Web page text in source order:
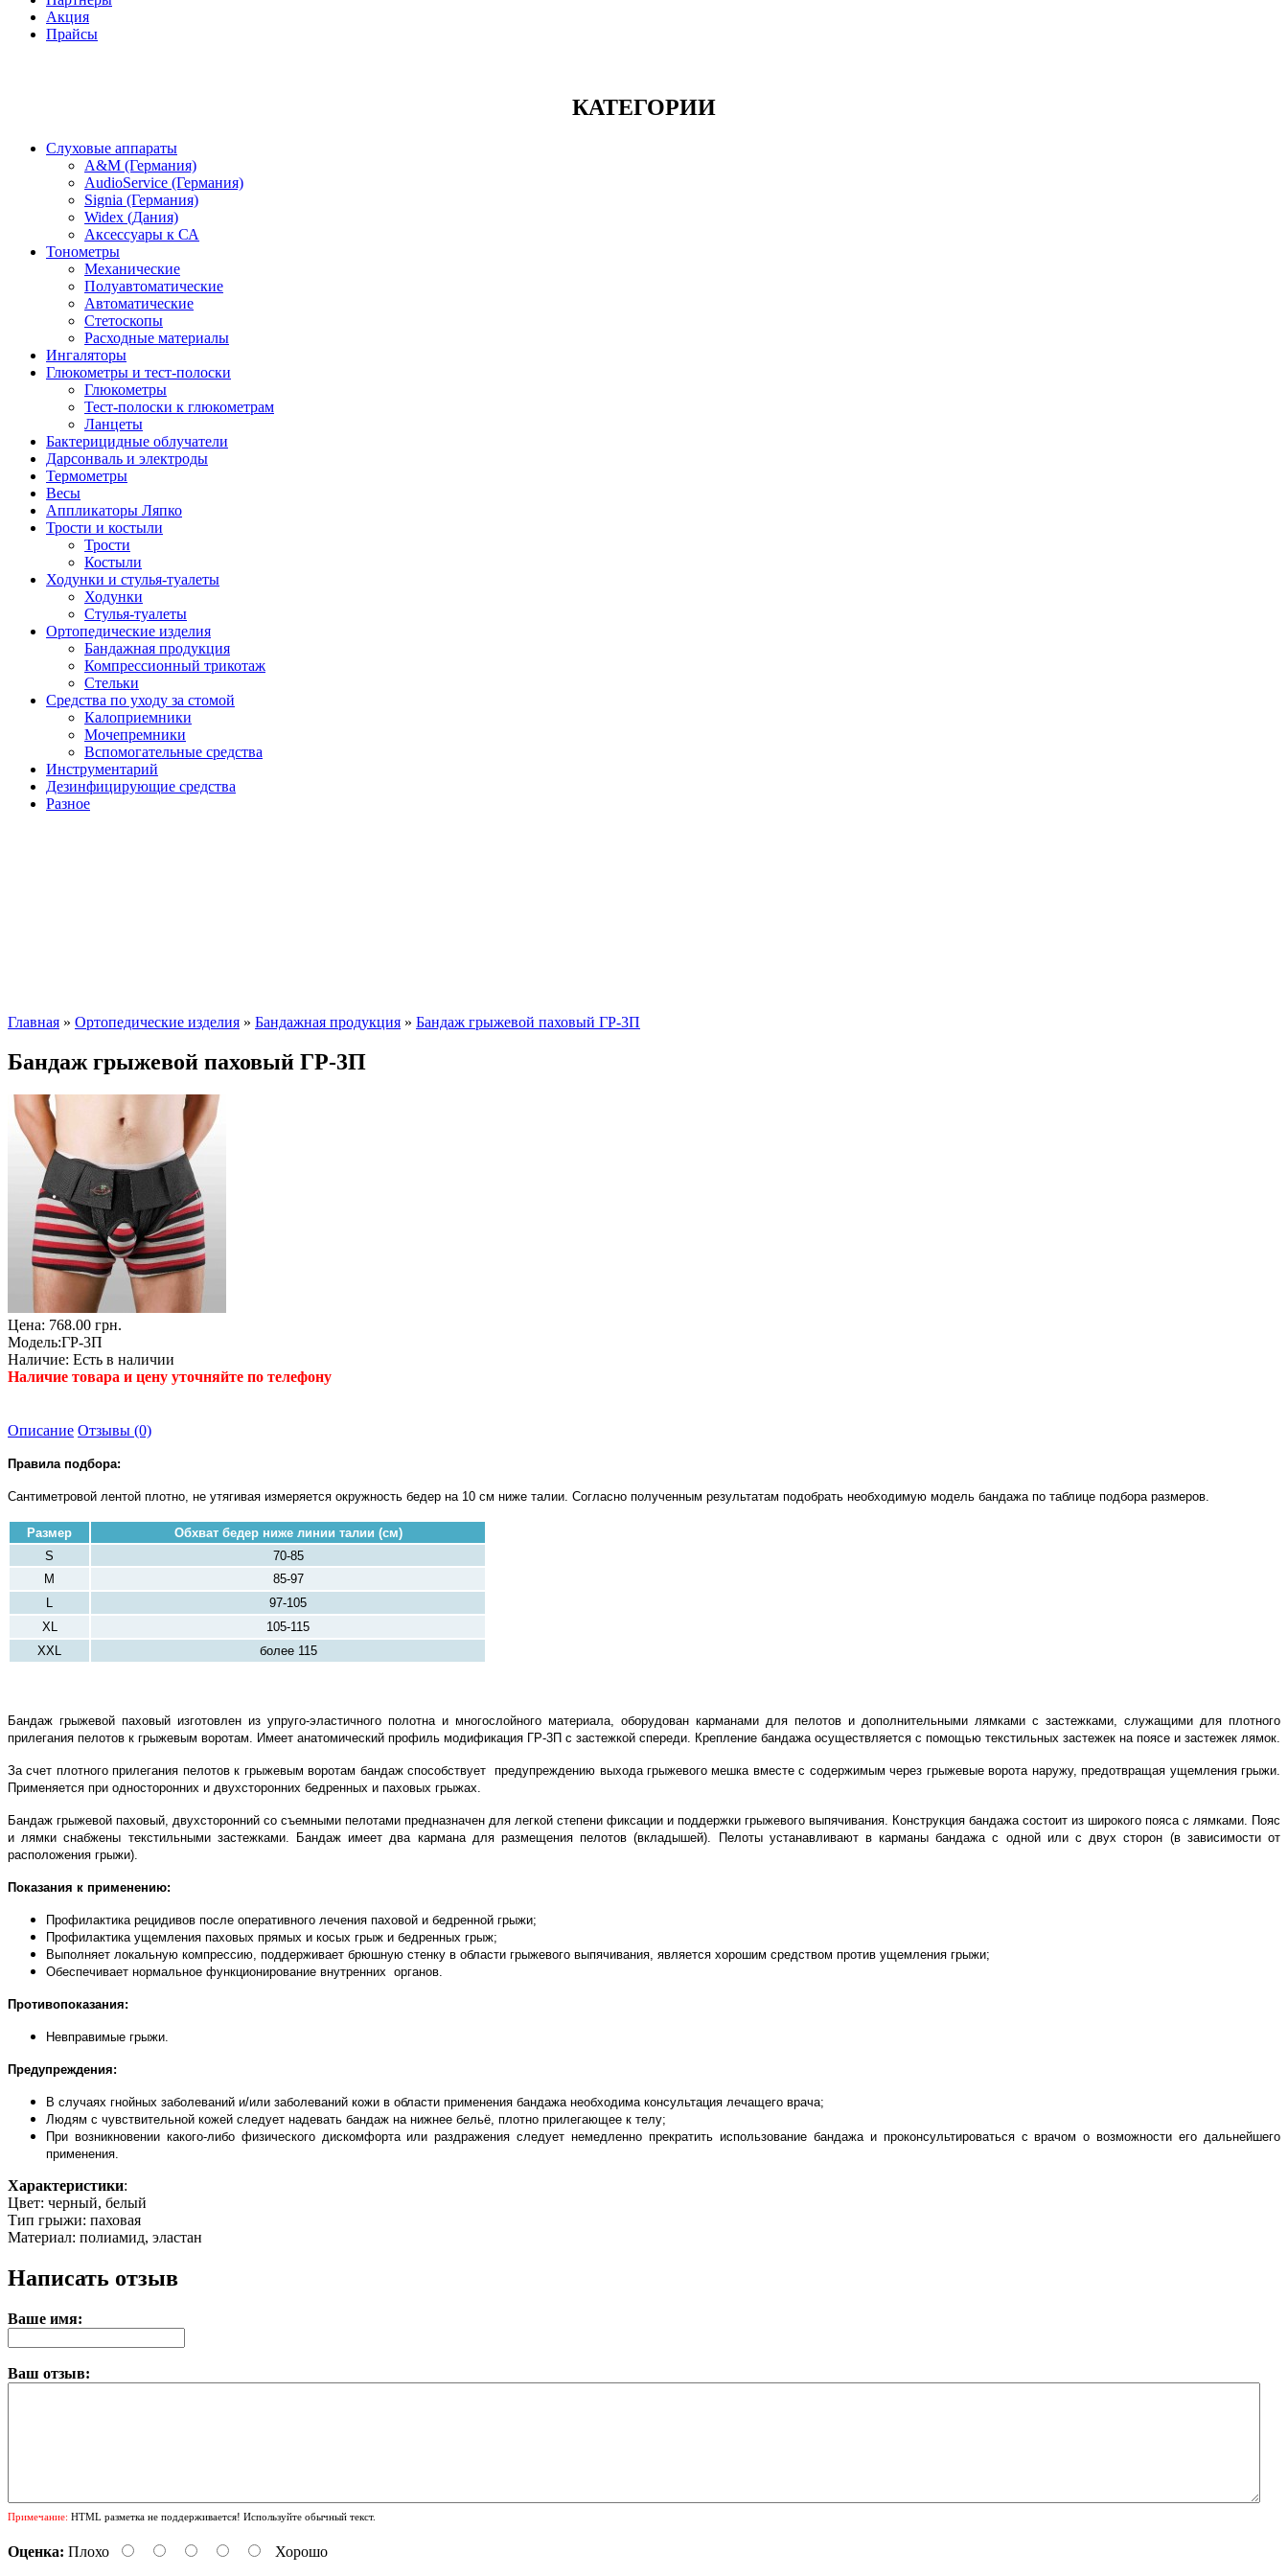
Акция
Прайсы
КАТЕГОРИИ
Слуховые аппараты
A&M (Германия)
AudioService (Германия)
Signia (Германия)
Widex (Дания)
Аксессуары к СА
Тонометры
Механические
Полуавтоматические
Автоматические
Стетоскопы
Расходные материалы
Ингаляторы
Глюкометры и тест-полоски
Глюкометры
Тест-полоски к глюкометрам
Ланцеты
Бактерицидные облучатели
Дарсонваль и электроды
Термометры
Весы
Аппликаторы Ляпко
Трости и костыли
Трости
Костыли
Ходунки и стулья-туалеты
Ходунки
Стулья-туалеты
Ортопедические изделия
Бандажная продукция
Компрессионный трикотаж
Стельки
Средства по уходу за стомой
Калоприемники
Мочепремники
Вспомогательные средства
Инструментарий
Дезинфицирующие средства
Разное
Главная » Ортопедические изделия » Бандажная продукция » Бандаж грыжевой паховый ГР-3П
Бандаж грыжевой паховый ГР-3П
Цена: 768.00 грн.
Модель:ГР-3П
Наличие: Есть в наличии
Наличие товара и цену уточняйте по телефону
Описание Отзывы (0)
Правила подбора:
Сантиметровой лентой плотно, не утягивая измеряется окружность бедер на 10 см ниже талии. Согласно полученным результатам подобрать необходимую модель бандажа по таблице подбора размеров.
Размер
Обхват бедер ниже линии талии (см)
S
70-85
M
85-97
L
97-105
XL
105-115
XXL
более 115
Бандаж грыжевой паховый изготовлен из упруго-эластичного полотна и многослойного материала, оборудован карманами для пелотов и дополнительными лямками с застежками, служащими для плотного
прилегания пелотов к грыжевым воротам. Имеет анатомический профиль модификация ГР-3П с застежкой спереди. Крепление бандажа осуществляется с помощью текстильных застежек на поясе и застежек лямок.
За счет плотного прилегания пелотов к грыжевым воротам бандаж способствует предупреждению выхода грыжевого мешка вместе с содержимым через грыжевые ворота наружу, предотвращая ущемления грыжи.
Применяется при односторонних и двухсторонних бедренных и паховых грыжах.
Бандаж грыжевой паховый, двухсторонний со съемными пелотами предназначен для легкой степени фиксации и поддержки грыжевого выпячивания. Конструкция бандажа состоит из широкого пояса с лямками. Пояс
и лямки снабжены текстильными застежками. Бандаж имеет два кармана для размещения пелотов (вкладышей). Пелоты устанавливают в карманы бандажа с одной или с двух сторон (в зависимости от
расположения грыжи).
Показания к применению:
Профилактика рецидивов после оперативного лечения паховой и бедренной грыжи;
Профилактика ущемления паховых прямых и косых грыж и бедренных грыж;
Выполняет локальную компрессию, поддерживает брюшную стенку в области грыжевого выпячивания, является хорошим средством против ущемления грыжи;
Обеспечивает нормальное функционирование внутренних органов.
Противопоказания:
Невправимые грыжи.
Предупреждения:
В случаях гнойных заболеваний и/или заболеваний кожи в области применения бандажа необходима консультация лечащего врача;
Людям с чувствительной кожей следует надевать бандаж на нижнее бельё, плотно прилегающее к телу;
При возникновении какого-либо физического дискомфорта или раздражения следует немедленно прекратить использование бандажа и проконсультироваться с врачом о возможности его дальнейшего
применения.
Характеристики:
Цвет: черный, белый
Тип грыжи: паховая
Материал: полиамид, эластан
Написать отзыв
Ваше имя:
Ваш отзыв:
Примечание: HTML разметка не поддерживается! Используйте обычный текст.
Оценка: Плохо Хорошо